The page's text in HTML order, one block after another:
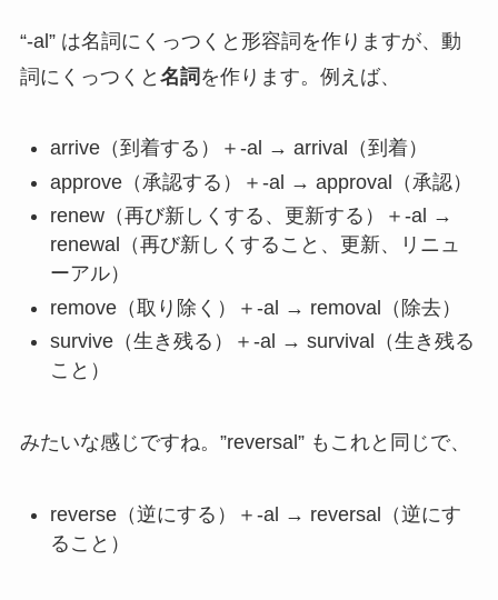
“-al” は名詞にくっつくと形容詞を作りますが、動
詞にくっつくと 名詞 を作ります。例えば、
arrive（到着する）＋-al → arrival（到着）
approve（承認する）＋-al → approval（承認）
renew（再び新しくする、更新する）＋-al →
renewal（再び新しくすること、更新、リニュ
ーアル）
remove（取り除く）＋-al → removal（除去）
survive（生き残る）＋-al → survival（生き残る
こと）
みたいな感じですね。”reversal” もこれと同じで、
reverse（逆にする）＋-al → reversal（逆にす
ること）